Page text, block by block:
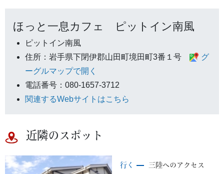
ほっと一息カフェ ピットイン南風
ピットイン南風
住所：岩手県下閉伊郡山田町境田町3番１号
グ
ーグルマップで開く
電話番号：080-1657-3712
関連するWebサイトはこちら
近隣のスポット
行く 三陸へのアクセス